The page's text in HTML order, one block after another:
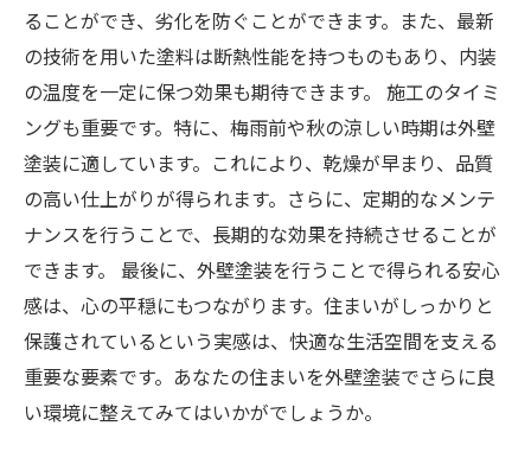
ることができ、劣化を防ぐことができます。また、最新
の技術を用いた塗料は断熱性能を持つものもあり、内装
の温度を一定に保つ効果も期待できます。 施工のタイミ
ングも重要です。特に、梅雨前や秋の涼しい時期は外壁
塗装に適しています。これにより、乾燥が早まり、品質
の高い仕上がりが得られます。さらに、定期的なメンテ
ナンスを行うことで、長期的な効果を持続させることが
できます。 最後に、外壁塗装を行うことで得られる安心
感は、心の平穏にもつながります。住まいがしっかりと
保護されているという実感は、快適な生活空間を支える
重要な要素です。あなたの住まいを外壁塗装でさらに良
い環境に整えてみてはいかがでしょうか。